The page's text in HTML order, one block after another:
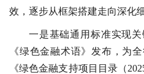
效，逐步从框架搭建走向深化细
一是基础通用标准实现
《绿色金融术语》发布，为
《绿色金融支持项目目录（